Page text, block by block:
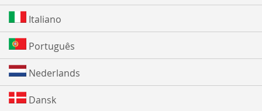
Italiano
Português
Nederlands
Dansk